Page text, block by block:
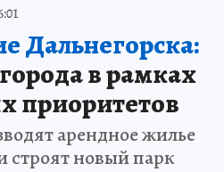
Дальнегорска:
в рамках
приоритетов
арендное жилье
строят новый парк